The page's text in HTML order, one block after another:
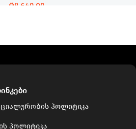
₾8,640.00
პოლიტიკა
პოლიტიკა